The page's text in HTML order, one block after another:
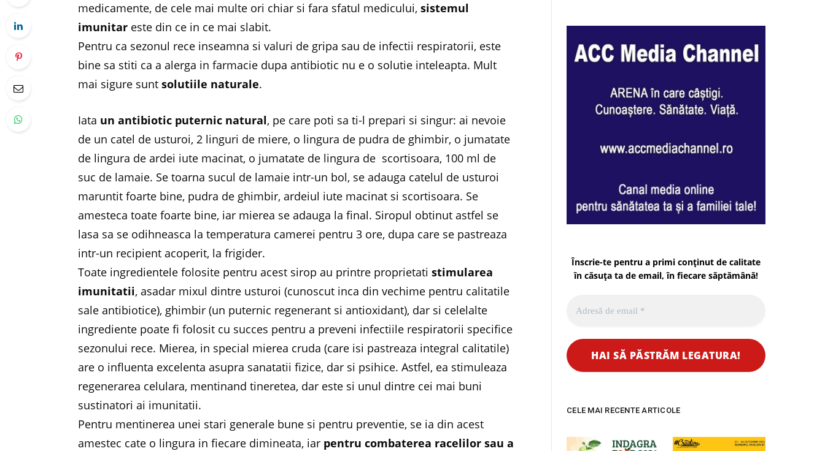
medicamente, de cele mai multe ori chiar si fara sfatul medicului,sistemul
imunitar este din ce in ce mai slabit.
Pentru ca sezonul rece inseamna si valuri de gripa sau de infectii respiratorii, este
bine sa stiti ca a alerga in farmacie dupa antibiotic nu e o solutie inteleapta. Mult
mai sigure suntsolutiile naturale.
Iata un antibiotic puternic natural, pe care poti sa ti-l prepari si singur: ai nevoie
de un catel de usturoi, 2 linguri de miere, o lingura de pudra de ghimbir, o jumatate
de lingura de ardei iute macinat, o jumatate de lingura de scortisoara, 100 ml de
suc de lamaie. Se toarna sucul de lamaie intr-un bol, se adauga catelul de usturoi
maruntit foarte bine, pudra de ghimbir, ardeiul iute macinat si scortisoara. Se
amesteca toate foarte bine, iar mierea se adauga la final. Siropul obtinut astfel se
lasa sa se odihneasca la temperatura camerei pentru 3 ore, dupa care se pastreaza
intr-un recipient acoperit, la frigider.
Toate ingredientele folosite pentru acest sirop au printre proprietatistimularea
imunitatii, asadar mixul dintre usturoi (cunoscut inca din vechime pentru calitatile
sale antibiotice), ghimbir (un puternic regenerant si antioxidant), dar si celelalte
ingrediente poate fi folosit cu succes pentru a preveni infectiile respiratorii specifice
sezonului rece. Mierea, in special mierea cruda (care isi pastreaza integral calitatile)
are o influenta excelenta asupra sanatatii fizice, dar si psihice. Astfel, ea stimuleaza
regenerarea celulara, mentinand tineretea, dar este si unul dintre cei mai buni
sustinatori ai imunitatii.
Pentru mentinerea unei stari generale bune si pentru preventie, se ia din acest
amestec cate o lingura in fiecare dimineata, iar pentru combaterea racelilor sau a
Înscrie-te pentru a primi conținut de calitate
în căsuța ta de email, în fiecare săptămână!
CELE MAI RECENTE ARTICOLE